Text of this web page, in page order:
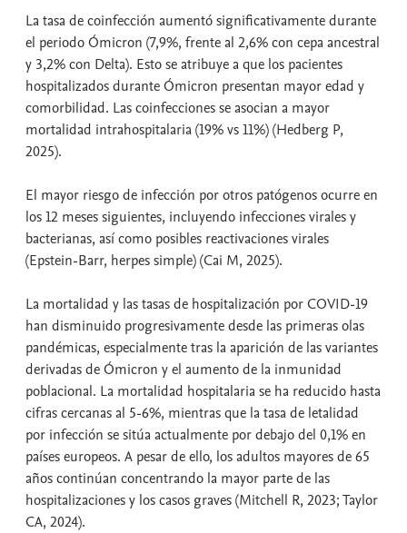
La tasa de coinfección aumentó significativamente durante
el periodo Ómicron (7,9%, frente al 2,6% con cepa ancestral
y 3,2% con Delta). Esto se atribuye a que los pacientes
hospitalizados durante Ómicron presentan mayor edad y
comorbilidad. Las coinfecciones se asocian a mayor
mortalidad intrahospitalaria (19% vs 11%) (Hedberg P,
2025).
El mayor riesgo de infección por otros patógenos ocurre en
los 12 meses siguientes, incluyendo infecciones virales y
bacterianas, así como posibles reactivaciones virales
(Epstein-Barr, herpes simple) (Cai M, 2025).
La mortalidad y las tasas de hospitalización por COVID-19
han disminuido progresivamente desde las primeras olas
pandémicas, especialmente tras la aparición de las variantes
derivadas de Ómicron y el aumento de la inmunidad
poblacional. La mortalidad hospitalaria se ha reducido hasta
cifras cercanas al 5-6%, mientras que la tasa de letalidad
por infección se sitúa actualmente por debajo del 0,1% en
países europeos. A pesar de ello, los adultos mayores de 65
años continúan concentrando la mayor parte de las
hospitalizaciones y los casos graves (Mitchell R, 2023; Taylor
CA, 2024).